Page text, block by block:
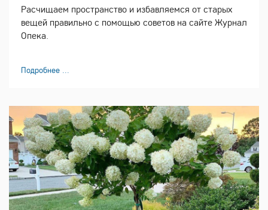
Расчищаем пространство и избавляемся от старых
вещей правильно с помощью советов на сайте Журнал
Опека.
Подробнее ...